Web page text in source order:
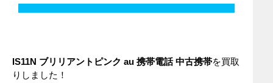
IS11N ブリリアントピンク au 携帯電話中古携帯を買取
りしました！